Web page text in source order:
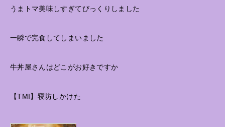
うまトマ美味しすぎてびっくりしました
一瞬で完食してしまいました
牛丼屋さんはどこがお好きですか
【TMI】寝坊しかけた